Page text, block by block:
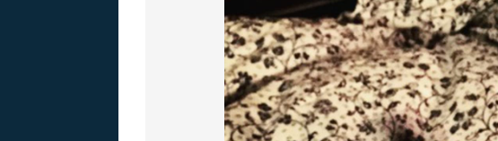
EPIDEMIE A
PANDEMIE
STAROVĚKÝ EGYPT